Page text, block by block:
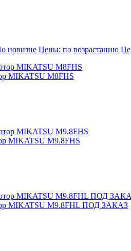
новизне Цены: по возрастанию
MIKATSU M8FHS
MIKATSU M9.8FHS
MIKATSU M9.8FHL ПОД ЗАКАЗ